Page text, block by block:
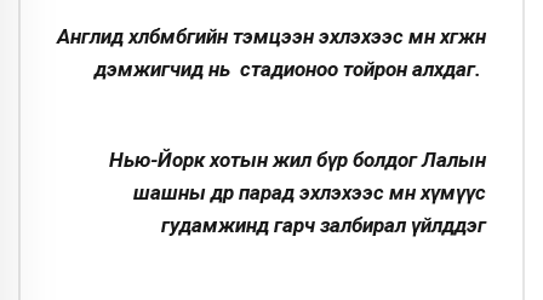
Англид хөлбөмбөгийн тэмцээн эхлэхээс өмнө хөгжөөн
дэмжигчид нь стадионоо тойрон алхдаг.
Нью-Йорк хотын жил бүр болдог Лалын
шашны өдөр парад эхлэхээс өмнө хүмүүс
гудамжинд гарч залбирал үйлддэг